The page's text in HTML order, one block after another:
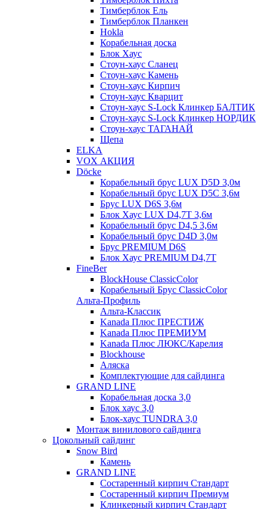
Тимберблок Ель
Тимберблок Планкен
Hokla
Корабельная доска
Блок Хаус
Стоун-хаус Сланец
Стоун-хаус Камень
Стоун-хаус Кирпич
Стоун-хаус Кварцит
Стоун-хаус S-Lock Клинкер БАЛТИК
Стоун-хаус S-Lock Клинкер НОРДИК
Стоун-хаус ТАГАНАЙ
Щепа
ELKA
VOX АКЦИЯ
Döcke
Корабельный брус LUX D5D 3,0м
Корабельный брус LUX D5C 3,6м
Брус LUX D6S 3,6м
Блок Хаус LUX D4,7T 3,6м
Корабельный брус D4,5 3,6м
Корабельный брус D4D 3,0м
Брус PREMIUM D6S
Блок Хаус PREMIUM D4,7T
FineBer
BlockHouse ClassicColor
Корабельный Брус ClassicColor
Альта-Профиль
Альта-Классик
Kanada Плюс ПРЕСТИЖ
Kanada Плюс ПРЕМИУМ
Kanada Плюс ЛЮКС/Карелия
Blockhouse
Аляска
Комплектующие для сайдинга
GRAND LINE
Корабельная доска 3,0
Блок хаус 3,0
Блок-хаус TUNDRA 3,0
Монтаж винилового сайдинга
Цокольный сайдинг
Snow Bird
Камень
GRAND LINE
Состаренный кирпич Стандарт
Состаренный кирпич Премиум
Клинкерный кирпич Стандарт